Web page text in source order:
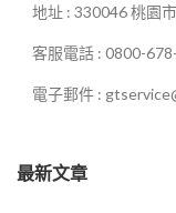
地址 : 330046 桃園
客服電話 : 0800-
電子郵件 :
最新文章